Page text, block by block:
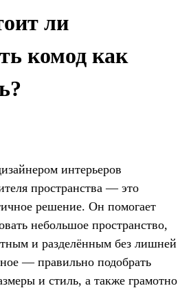
ли
комод как
интерьеров
пространства — это
решение. Он помогает
небольшое пространство,
и разделённым без лишней
— правильно подобрать
и стиль, а также грамотно